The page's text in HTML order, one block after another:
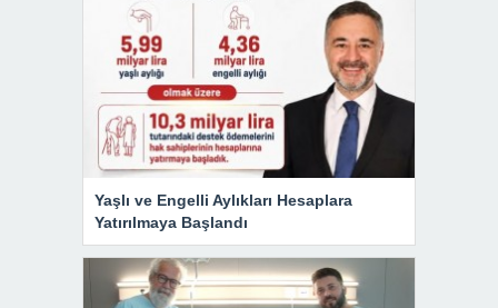
Yaşlı ve Engelli Aylıkları Hesaplara
Yatırılmaya Başlandı